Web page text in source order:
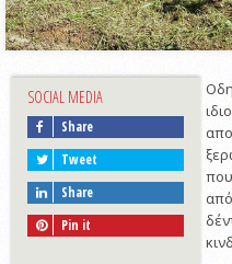
SOCIAL MEDIA
Share
Tweet
Share
Pin it